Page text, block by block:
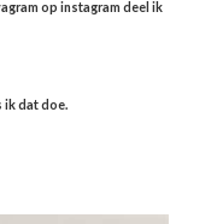
op instagram deel ik
ik dat doe.